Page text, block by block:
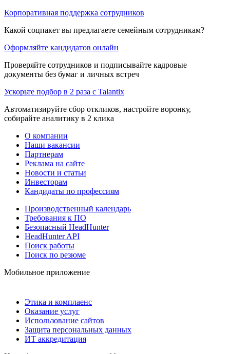
Корпоративная поддержка сотрудников
Какой соцпакет вы предлагаете семейным сотрудникам?
Оформляйте кандидатов онлайн
Проверяйте сотрудников и подписывайте кадровые
документы без бумаг и личных встреч
Ускорьте подбор в 2 раза с Talantix
Автоматизируйте сбор откликов, настройте воронку,
собирайте аналитику в 2 клика
О компании
Наши вакансии
Партнерам
Реклама на сайте
Новости и статьи
Инвесторам
Кандидаты по профессиям
Производственный календарь
Требования к ПО
Безопасный HeadHunter
HeadHunter API
Поиск работы
Поиск по резюме
Мобильное приложение
Этика и комплаенс
Оказание услуг
Использование сайтов
Защита персональных данных
ИТ аккредитация